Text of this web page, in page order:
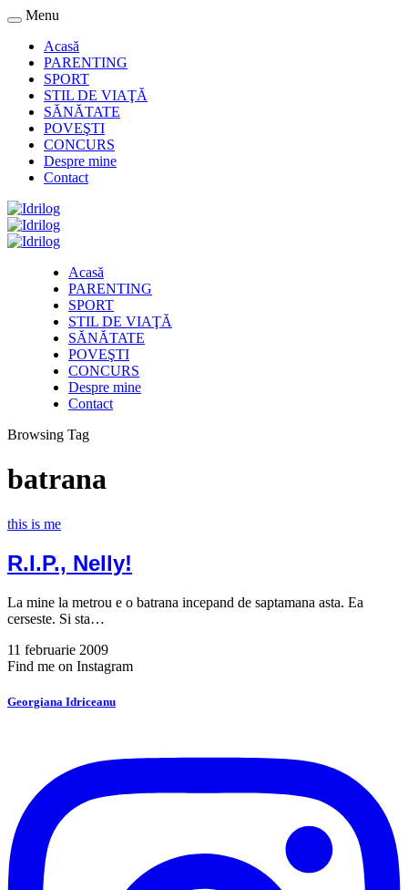
Menu
Acasă
PARENTING
SPORT
STIL DE VIAŢĂ
SĂNĂTATE
POVEŞTI
CONCURS
Despre mine
Contact
Acasă
PARENTING
SPORT
STIL DE VIAŢĂ
SĂNĂTATE
POVEŞTI
CONCURS
Despre mine
Contact
Browsing Tag
batrana
this is me
R.I.P., Nelly!
La mine la metrou e o batrana incepand de saptamana asta. Ea
cerseste. Si sta…
11 februarie 2009
Find me on Instagram
Georgiana Idriceanu